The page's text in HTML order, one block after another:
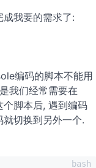
我要的需求了:
编码的脚本不能用
我们经常需要在
脚本后, 遇到编码
切换到另外一个.